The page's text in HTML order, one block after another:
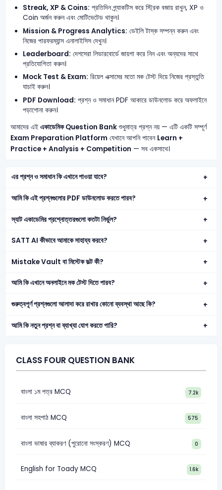
Streak, XP & Coins: প্রতিদিন প্র্যাকটিস করে স্ট্রিক বজায় রাখুন, XP ও
Coin অর্জন করুন এবং মোটিভেটেড থাকুন।
Mission & Progress Analytics: ডেইলি টাস্ক সম্পন্ন করুন এবং
নিজের পারফরম্যান্স এনালাইসিস দেখুন।
Leaderboard: দেশসেরা লিডারবোর্ডে জায়গা করে নিন এবং অন্যদের সাথে
প্রতিযোগিতা করুন।
Mock Test & Exam: রিয়েল এক্সামের মতো মক টেস্ট দিয়ে নিজের প্রস্তুতি
যাচাই করুন।
PDF Download: প্রশ্ন ও সমাধান PDF আকারে ডাউনলোড করে অফলাইনে
পড়াশোনা করুন।
আমাদের এই একাডেমিক Question Bankশুধুমাত্র প্রশ্ন নয় — এটি একটি সম্পূর্ণ
Exam Preparation Platform যেখানে আপনি পাবেন Learn +
Practice + Analysis + Competition — সব একসাথে।
এর প্রশ্ন ও সমাধান কি এখানে পাওয়া যাবে?
আমি কি এই প্রশ্নগুলোর PDF ডাউনলোড করতে পারব?
স্যাট একাডেমির প্রশ্নোত্তরগুলো কতটা নির্ভুল?
SATT AI কীভাবে আমাকে সাহায্য করবে?
Mistake Vault বা মিস্টেক ভল্ট কী?
আমি কি এখানে অনলাইনে মক টেস্ট দিতে পারব?
গুরুত্বপূর্ণ প্রশ্নগুলো আলাদা করে রাখার কোনো ব্যবস্থা আছে কি?
আমি কি নতুন প্রশ্ন বা ব্যাখ্যা যোগ করতে পারি?
CLASS FOUR QUESTION BANK
বাংলা ১ম পত্র MCQ 7.2k
বাংলা সহপাঠ MCQ 575
বাংলা ভাষার ব্যাকরণ (পুরোনো সংস্করণ) MCQ 0
English for Toady MCQ 1.6k